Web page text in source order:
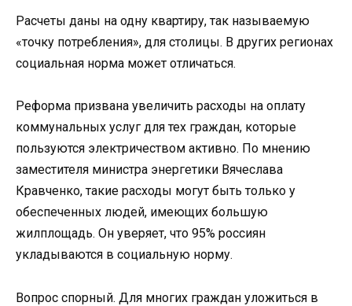
Расчеты даны на одну квартиру, так называемую
«точку потребления», для столицы. В других регионах
социальная норма может отличаться.
Реформа призвана увеличить расходы на оплату
коммунальных услуг для тех граждан, которые
пользуются электричеством активно. По мнению
заместителя министра энергетики Вячеслава
Кравченко, такие расходы могут быть только у
обеспеченных людей, имеющих большую
жилплощадь. Он уверяет, что 95% россиян
укладываются в социальную норму.
Вопрос спорный. Для многих граждан уложиться в